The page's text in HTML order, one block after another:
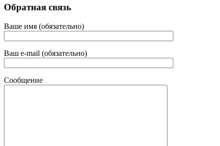
Обратная связь
Ваше имя (обязательно)
Ваш e-mail (обязательно)
Сообщение